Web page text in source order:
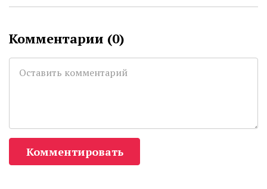
Комментарии (0)
Комментировать